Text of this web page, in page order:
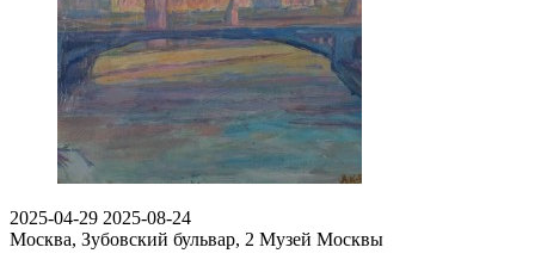
2025-04-29 2025-08-24
Москва, Зубовский бульвар, 2 Музей Москвы